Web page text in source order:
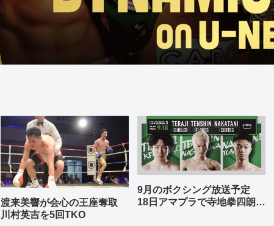
渡来美響が会心の王座奪取
川村英吉を5回TKO
9月のボクシング放送予定
18日アマプラで寺地拳四朗、